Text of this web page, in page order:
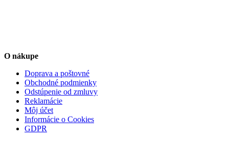
O nákupe
Doprava a poštovné
Obchodné podmienky
Odstúpenie od zmluvy
Reklamácie
Môj účet
Informácie o Cookies
GDPR